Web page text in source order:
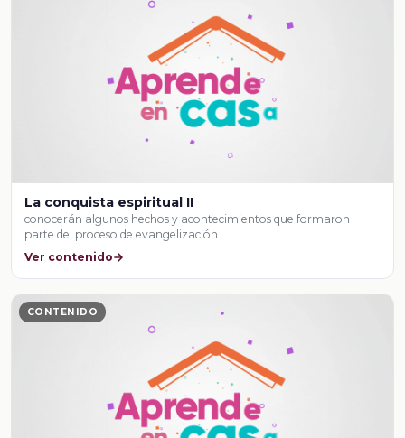
La conquista espiritual II
conocerán algunos hechos y acontecimientos que formaron
parte del proceso de evangelización …
Ver contenido
CONTENIDO